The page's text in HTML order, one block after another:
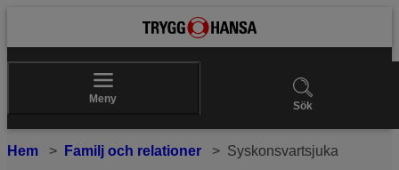
Meny
Sök
Hem Familj och relationer Syskonsvartsjuka